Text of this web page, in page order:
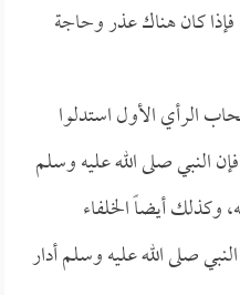
فإذا كان هناك عذر وحاجة
الرأي الأول استدلوا
النبي صلى الله عليه وسلم
أيضاً الخلفاء
صلى الله عليه وسلم أدار